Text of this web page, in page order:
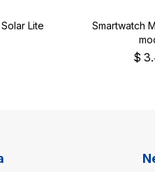
Lite
Smartwatch
$